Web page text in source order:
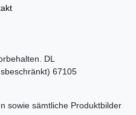
DL
67105
sowie sämtliche Produktbilder